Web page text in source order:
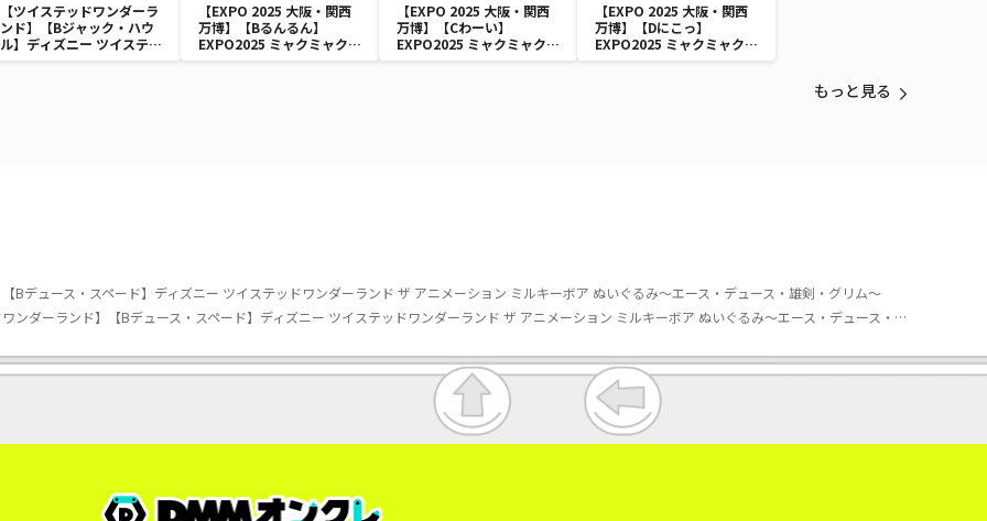
【ツイステッドワンダーラ
ンド】【Bジャック・ハウ
ル】ディズニー ツイステッ
ドワンダーランド ちょこの
【EXPO 2025 大阪・関西
万博】【Bるんるん】
EXPO2025 ミャクミャク
カラフルゴム紐付きぬいぐ
【EXPO 2025 大阪・関西
万博】【Cわーい】
EXPO2025 ミャクミャク
カラフルゴム紐付きぬいぐ
【EXPO 2025 大阪・関西
万博】【Dにこっ】
EXPO2025 ミャクミャク
カラフルゴム紐付きぬいぐ
もっと見る
Bデュース・スペード】ディズニー ツイステッドワンダーランド ザ アニメーション ミルキーボア ぬいぐるみ～エース・デュース・雄剣・グリム～
【ツイステッドワンダーランド】【Bデュース・スペード】ディズニー ツイステッドワンダーランド ザ アニメーション ミルキーボア ぬいぐるみ～エース・デュース・雄剣・グリム～